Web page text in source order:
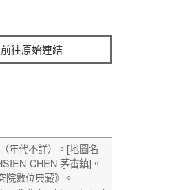
前往原始連結